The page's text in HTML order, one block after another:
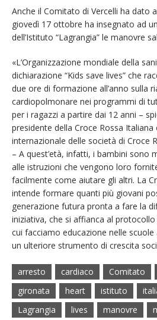
Anche il Comitato di Vercelli ha dato
giovedì 17 ottobre ha insegnato ad
dell’Istituto “Lagrangia” le manovre
«L’Organizzazione mondiale della
dichiarazione “Kids save lives” che
due ore di formazione all’anno sulla
cardiopolmonare nei programmi di
per i ragazzi a partire dai 12 anni –
presidente della Croce Rossa Italiana
internazionale delle società di Croce
– A quest’età, infatti, i bambini sono
alle istruzioni che vengono loro
facilmente come aiutare gli altri. La
intende formare quanti più giovani
generazione futura pronta a fare la
iniziativa, che si affianca al protocollo
cui facciamo educazione nelle
un ulteriore strumento di crescita
arresto cardiaco Comitato
gironata
heart istituto
Lagrangia
lives manovre